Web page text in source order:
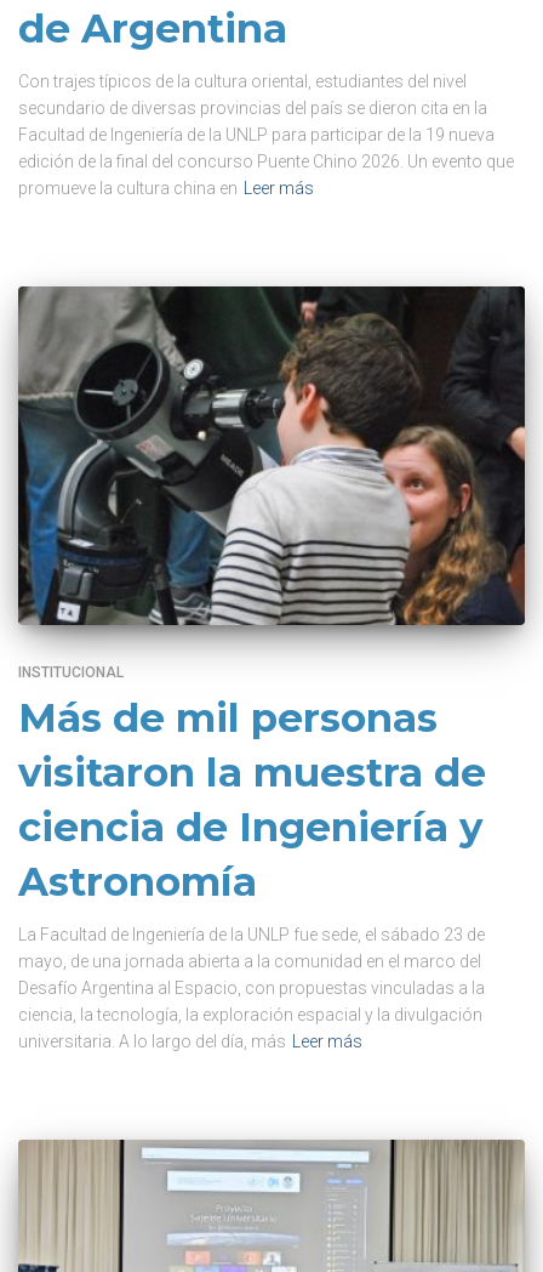
de Argentina
Con trajes típicos de la cultura oriental, estudiantes del nivel
secundario de diversas provincias del país se dieron cita en la
Facultad de Ingeniería de la UNLP para participar de la 19 nueva
edición de la final del concurso Puente Chino 2026. Un evento que
promueve la cultura china en Leer más
INSTITUCIONAL
Más de mil personas
visitaron la muestra de
ciencia de Ingeniería y
Astronomía
La Facultad de Ingeniería de la UNLP fue sede, el sábado 23 de
mayo, de una jornada abierta a la comunidad en el marco del
Desafío Argentina al Espacio, con propuestas vinculadas a la
ciencia, la tecnología, la exploración espacial y la divulgación
universitaria. A lo largo del día, más
Leer más